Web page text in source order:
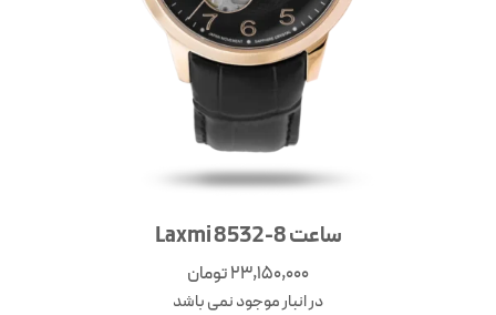
ساعت Laxmi 8532-8
23,150,000تومان
در انبار موجود نمی باشد